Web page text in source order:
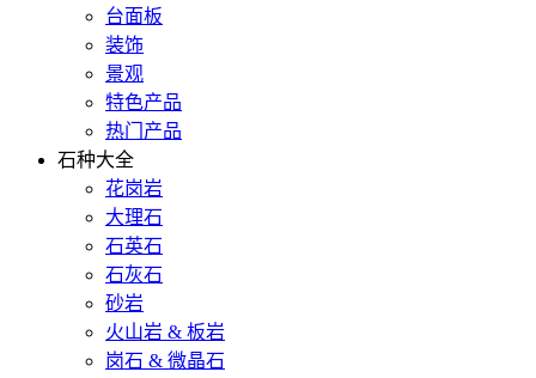
台面板
装饰
景观
特色产品
热门产品
石种大全
花岗岩
大理石
石英石
石灰石
砂岩
火山岩 & 板岩
岗石 & 微晶石